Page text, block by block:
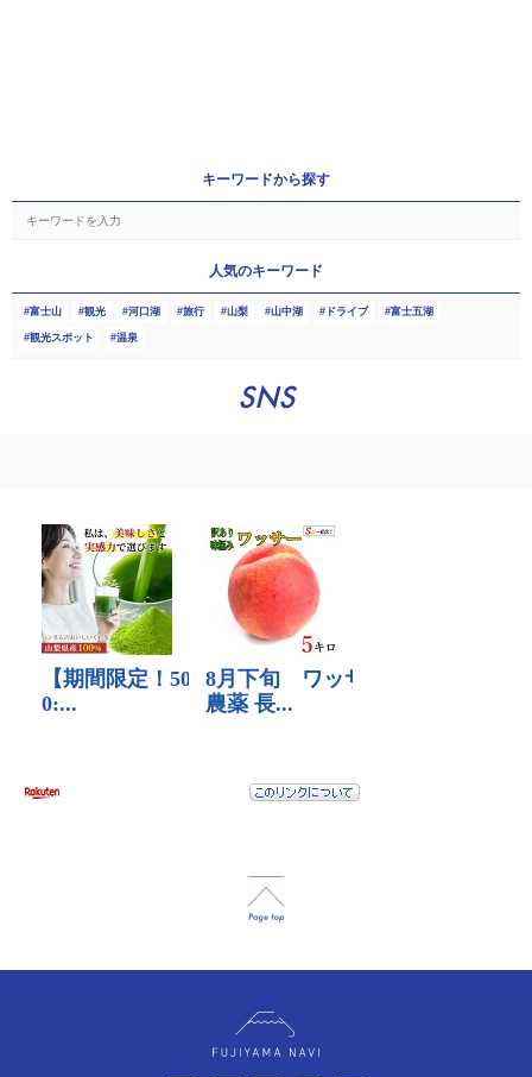
キーワードから探す
人気のキーワード
富士山 観光 河口湖 旅行 山梨 山中湖 ドライブ 富士五湖
観光スポット 温泉
SNS